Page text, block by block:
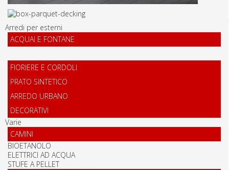
Arredi per esterni
ACQUAI E FONTANE
FIORIERE E CORDOLI
PRATO SINTETICO
ARREDO URBANO
DECORATIVI
Varie
CAMINI
BIOETANOLO
ELETTRICI AD ACQUA
STUFE A PELLET